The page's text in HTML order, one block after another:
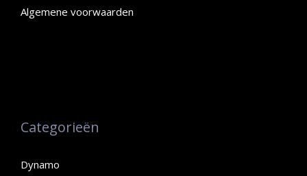
Algemene voorwaarden
Categorieën
Dynamo